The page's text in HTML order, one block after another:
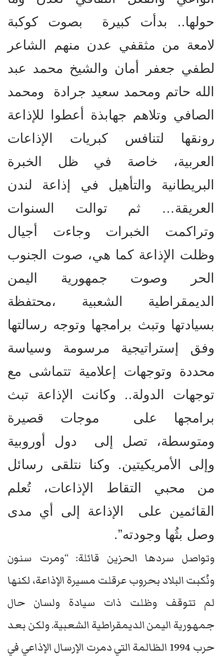
حولها.. بدأت كبيرة بصوت كوكبة
لامعة من مثقفي عدن منهم الشاعر
لطفي جعفر أمان والشيخ محمد عبد
الله حاتم ومحمد سعيد جرادة ومحمد
الصافي وتلاهم جهابذة أعطوا للإذاعة
رونقها لتنافس كبريات الإذاعات
العربية، خاصة في ظل الخبرة
البريطانية والتأهيل في إذاعة لندن
العريقة… ثم توالت السنوات
وتراكمت الخبرات وجاءت أجيال
وظلت الإذاعة كما هي، صوت الجنوب
الحر وصوت جمهورية اليمن
الديمقراطية الشعبية ،محتفظة
بسيادتها وتبث برامجها وتوجه رسالتها
وفق إستراتيجية مرسومة وسياسة
محددة وتوجهات إعلامية تتماشى مع
توجهات الدولة.. وكانت الإذاعة تبث
برامجها على موجات قصيرة
ومتوسطة، تصل إلى دول أوروبية
وإلى الأمريكيتين. وكنا نتلقى رسائل
من محبي التقاط الإذاعات، تُعلم
القائمين على الإذاعة إلى أي مدى
وصل بثُها وجودته”.
وتواصل سردها الحزين قائلة: “ومرت سنون
ونُكبت البلاد بحروب عرقلت مسيرة الإذاعة، لكنها
لم تتوقف وظلت ذات سيادة ولسان حال
جمهورية اليمن الديمقراطية الشعبية. ولكن بعد
حرب 1994 الظالمة التي دمرت الإرسال الإذاعي في